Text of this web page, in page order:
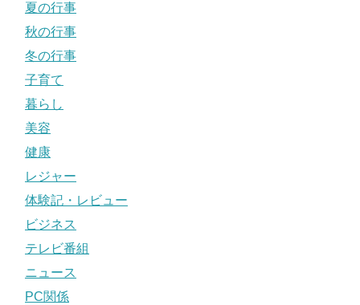
夏の行事
秋の行事
冬の行事
子育て
暮らし
美容
健康
レジャー
体験記・レビュー
ビジネス
テレビ番組
ニュース
PC関係